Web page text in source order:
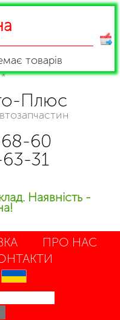
Плюс
60
31
Наявність -
ПРО НАС
uk
товарів